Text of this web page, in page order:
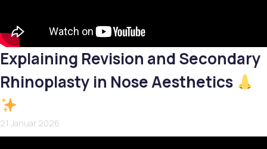
Explaining Revision and Secondary
Rhinoplasty in Nose Aesthetics
21 Januar 2026